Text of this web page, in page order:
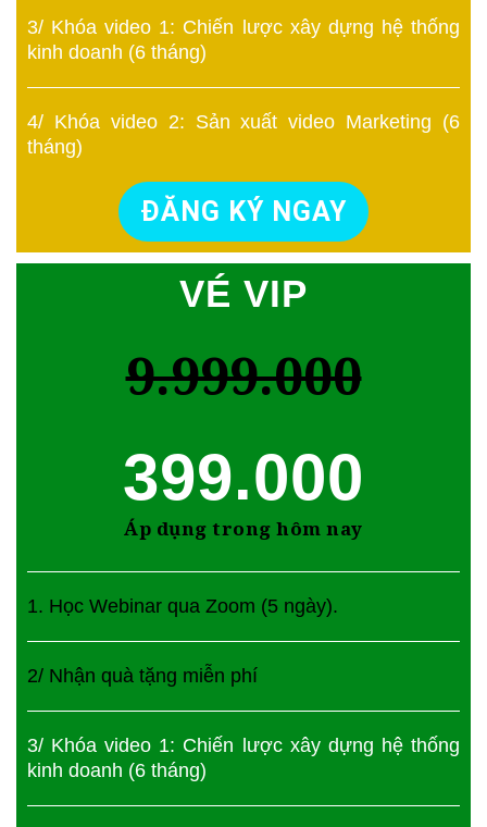
3/ Khóa video 1: Chiến lược xây dựng hệ thống
kinh doanh (6 tháng)
4/ Khóa video 2: Sản xuất video Marketing (6
tháng)
ĐĂNG KÝ NGAY
VÉ VIP
9.999.000
399.000
Áp dụng trong hôm nay
1. Học Webinar qua Zoom (5 ngày).
2/ Nhận quà tặng miễn phí
3/ Khóa video 1: Chiến lược xây dựng hệ thống
kinh doanh (6 tháng)